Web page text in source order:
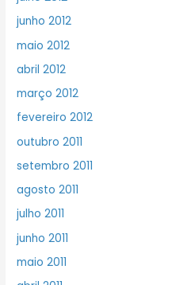
junho 2012
maio 2012
abril 2012
março 2012
fevereiro 2012
outubro 2011
setembro 2011
agosto 2011
julho 2011
junho 2011
maio 2011